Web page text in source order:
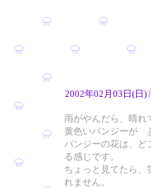
2002年02月03日(日)
雨がやんだら、晴れ
黄色いパンジーが
パンジーの花は、
る感じです。
ちょっと見てたら
れません。